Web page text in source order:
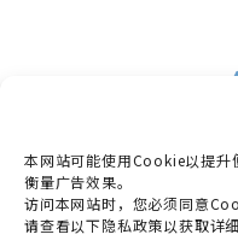
本网站可能使用Cookie以提升
衡量广告效果。
访问本网站时，您必须同意
请查看以下隐私政策以获取详细
Taisetsu
〒070-0030
北海道旭川市宫下通